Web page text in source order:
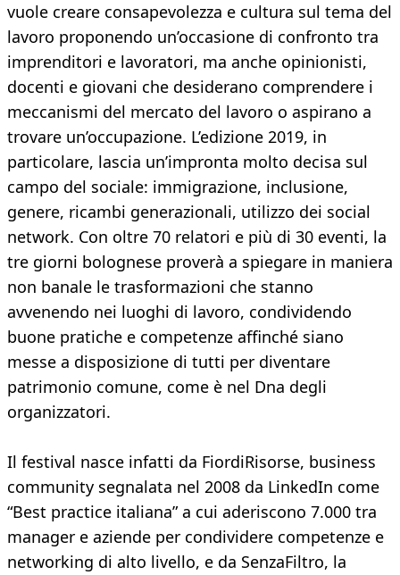
vuole creare consapevolezza e cultura sul tema del
lavoro proponendo un’occasione di confronto tra
imprenditori e lavoratori, ma anche opinionisti,
docenti e giovani che desiderano comprendere i
meccanismi del mercato del lavoro o aspirano a
trovare un’occupazione. L’edizione 2019, in
particolare, lascia un’impronta molto decisa sul
campo del sociale: immigrazione, inclusione,
genere, ricambi generazionali, utilizzo dei social
network. Con oltre 70 relatori e più di 30 eventi, la
tre giorni bolognese proverà a spiegare in maniera
non banale le trasformazioni che stanno
avvenendo nei luoghi di lavoro, condividendo
buone pratiche e competenze affinché siano
messe a disposizione di tutti per diventare
patrimonio comune, come è nel Dna degli
organizzatori.
Il festival nasce infatti da FiordiRisorse, business
community segnalata nel 2008 da LinkedIn come
“Best practice italiana” a cui aderiscono 7.000 tra
manager e aziende per condividere competenze e
networking di alto livello, e da SenzaFiltro, la